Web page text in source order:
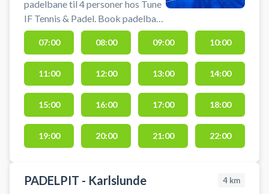
padelbane til 4 personer hos Tune
IF Tennis & Padel. Book padelbane
og spil padel i Tune ved Roskilde.
Du skal slev medbringe eget
udstyr så som bat og bolde.
07:00 08:00 09:00 10:00
11:00 12:00 13:00 14:00
15:00 16:00 17:00 18:00
19:00 20:00 21:00 22:00
PADELPIT - Karlslunde 4 km